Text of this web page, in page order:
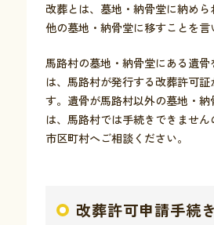
改葬とは、墓地・納骨堂に納めら
他の墓地・納骨堂に移すことを言
馬路村の墓地・納骨堂にある遺
は、馬路村が発行する改葬許可証
す。遺骨が馬路村以外の墓地・
は、馬路村では手続きできません
市区町村へご相談ください。
改葬許可申請手続
採用情報
交通情報
例規集